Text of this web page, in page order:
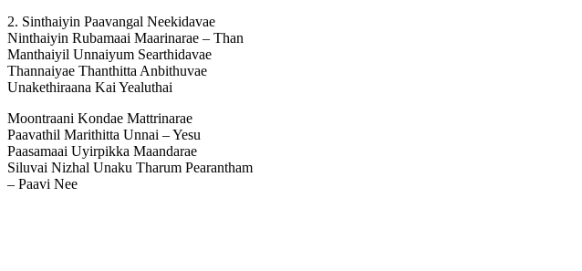
2. Sinthaiyin Paavangal Neekidavae
Ninthaiyin Rubamaai Maarinarae – Than
Manthaiyil Unnaiyum Searthidavae
Thannaiyae Thanthitta Anbithuvae
Unakethiraana Kai Yealuthai
Moontraani Kondae Mattrinarae
Paavathil Marithitta Unnai – Yesu
Paasamaai Uyirpikka Maandarae
Siluvai Nizhal Unaku Tharum Pearantham
– Paavi Nee